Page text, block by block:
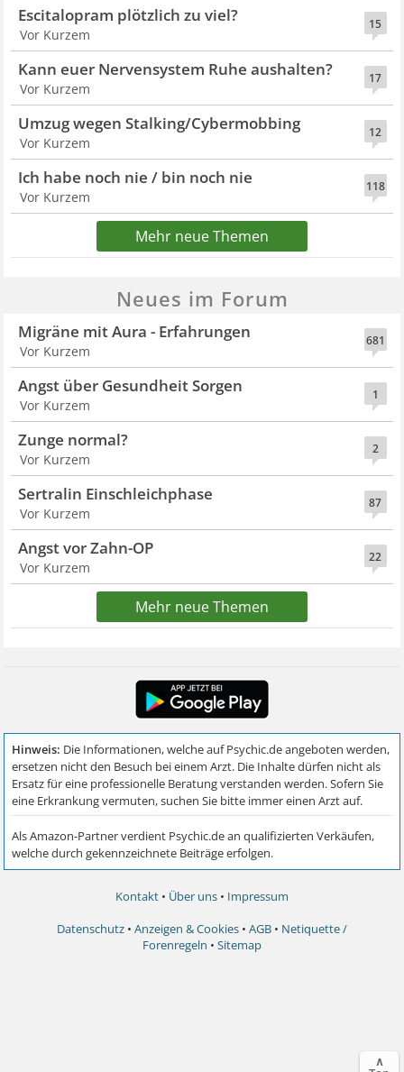
15
Escitalopram plötzlich zu viel?
Vor Kurzem
17
Kann euer Nervensystem Ruhe aushalten?
Vor Kurzem
12
Umzug wegen Stalking/Cybermobbing
Vor Kurzem
118
Ich habe noch nie / bin noch nie
Vor Kurzem
Mehr neue Themen
Neues im Forum
681
Migräne mit Aura - Erfahrungen
Vor Kurzem
1
Angst über Gesundheit Sorgen
Vor Kurzem
2
Zunge normal?
Vor Kurzem
87
Sertralin Einschleichphase
Vor Kurzem
22
Angst vor Zahn-OP
Vor Kurzem
Mehr neue Themen
Kontakt • Über uns • Impressum
Datenschutz • Anzeigen & Cookies • AGB • Netiquette /
Forenregeln • Sitemap
∧